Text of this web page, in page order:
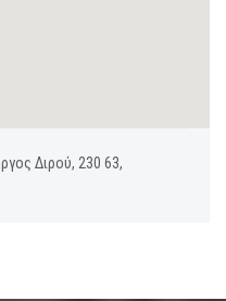
Διρού, 230 63,